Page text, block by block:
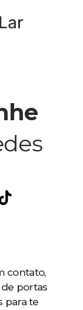
contato,
portas
para te